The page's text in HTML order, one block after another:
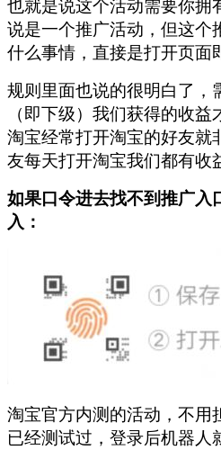
也就是说这个活动需要你拥
说是一个推广活动，但这个
什么事情，直接是打开页面
规则里面也说的很明白了，
（即下级）我们获得的收
淘宝经常打开淘宝的好友就
友每天打开淘宝我们都有收
如果口令进去找不到推广入
入：
淘宝官方内测的活动，不用
已经测试过，登录后机器人